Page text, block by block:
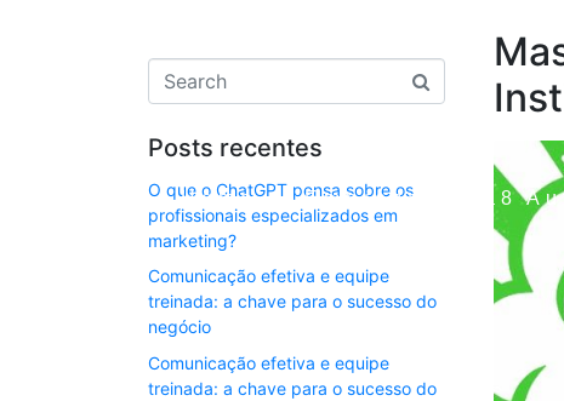
Home Empresa ia8
Posts recentes
O que o ChatGPT pensa sobre os
profissionais especializados em
marketing?
Comunicação efetiva e equipe
treinada: a chave para o sucesso do
negócio
Comunicação efetiva e equipe
treinada: a chave para o sucesso do